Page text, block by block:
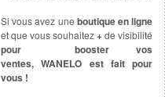
Si vous avez une boutique en ligne
et que vous souhaitez+de visibilité
pour booster vos
ventes, WANELO est fait pour
vous !